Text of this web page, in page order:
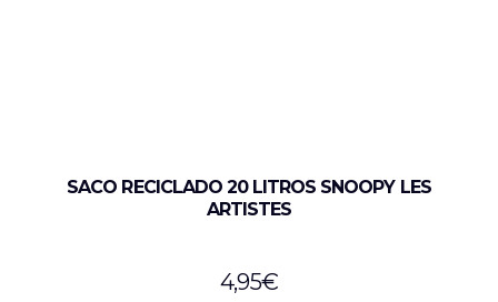
SACO RECICLADO 20 LITROS SNOOPY LES
ARTISTES
4,95€